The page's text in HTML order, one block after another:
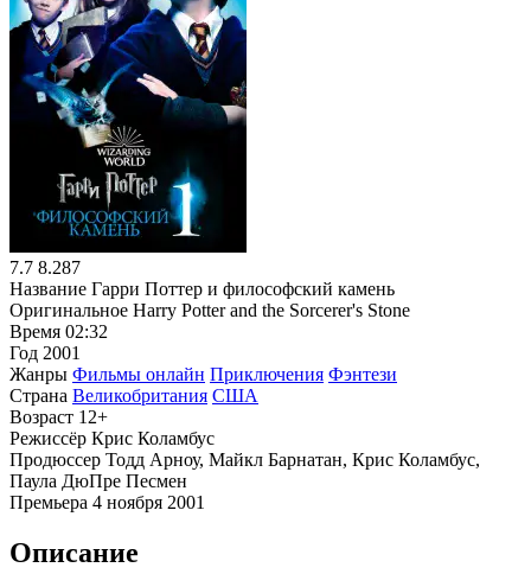
7.7 8.287
Название Гарри Поттер и философский камень
Оригинальное Harry Potter and the Sorcerer's Stone
Время 02:32
Год 2001
Жанры Фильмы онлайн Приключения Фэнтези
Страна Великобритания США
Возраст 12+
Режиссёр Крис Коламбус
Продюссер Тодд Арноу, Майкл Барнатан, Крис Коламбус,
Паула ДюПре Песмен
Премьера 4 ноября 2001
Описание